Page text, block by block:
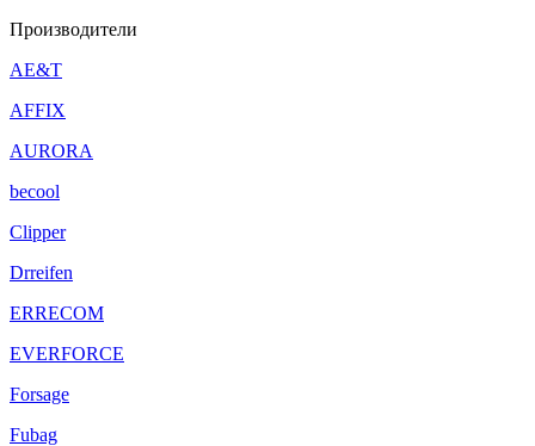
Производители
AE&T
AFFIX
AURORA
becool
Clipper
Drreifen
ERRECOM
EVERFORCE
Forsage
Fubag